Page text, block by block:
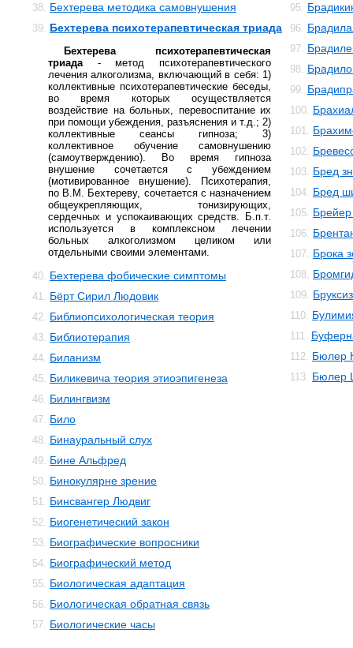
38. Бехтерева методика самовнушения
39. Бехтерева психотерапевтическая триада
Бехтерева психотерапевтическая
триада- метод психотерапевтического
лечения алкоголизма, включающий в себя: 1)
коллективные психотерапевтические беседы,
во время которых осуществляется
воздействие на больных, перевоспитание их
при помощи убеждения, разъяснения и т.д.; 2)
коллективные сеансы гипноза; 3)
коллективное обучение самовнушению
(самоутверждению). Во время гипноза
внушение сочетается с убеждением
(мотивированное внушение). Психотерапия,
по В.М. Бехтереву, сочетается с назначением
общеукрепляющих, тонизирующих,
сердечных и успокаивающих средств. Б.п.т.
используется в комплексном лечении
больных алкоголизмом целиком или
отдельными своими элементами.
40. Бехтерева фобические симптомы
41. Бёрт Сирил Людовик
42. Библиопсихологическая теория
43. Библиотерапия
44. Биланизм
45. Биликевича теория этиоэпигенеза
46. Билингвизм
47. Било
48. Бинауральный слух
49. Бине Альфред
50. Бинокулярне зрение
51. Бинсвангер Людвиг
52. Биогенетический закон
53. Биографические вопросники
54. Биографический метод
55. Биологическая адаптация
56. Биологическая обратная связь
57. Биологические часы
95.
96.
97.
98.
99.
100.
101.
102.
103. Бред
104. Бред
105.
106.
107. Брока
108.
109.
110.
111.
112. Бюлер
113. Бюлер